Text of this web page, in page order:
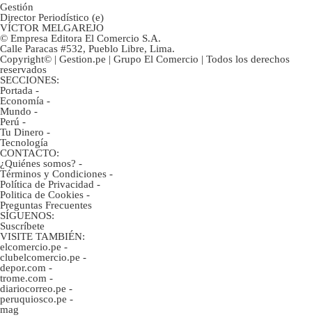
Gestión
Director Periodístico (e)
VÍCTOR MELGAREJO
© Empresa Editora El Comercio S.A.
Calle Paracas #532, Pueblo Libre, Lima.
Copyright© | Gestion.pe | Grupo El Comercio | Todos los derechos
reservados
SECCIONES:
Portada -
Economía -
Mundo -
Perú -
Tu Dinero -
Tecnología
CONTACTO:
¿Quiénes somos? -
Términos y Condiciones -
Política de Privacidad -
Politica de Cookies -
Preguntas Frecuentes
SÍGUENOS:
Suscríbete
VISITE TAMBIÉN:
elcomercio.pe -
clubelcomercio.pe -
depor.com -
trome.com -
diariocorreo.pe -
peruquiosco.pe -
mag